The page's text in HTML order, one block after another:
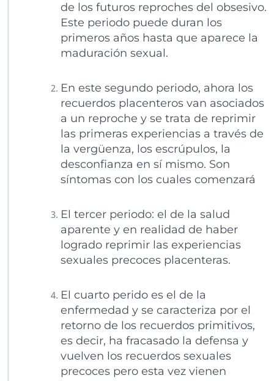
de los futuros reproches del obsesivo.
Este periodo puede duran los
primeros años hasta que aparece la
maduración sexual.
En este segundo periodo, ahora los
recuerdos placenteros van asociados
a un reproche y se trata de reprimir
las primeras experiencias a través de
la vergüenza, los escrúpulos, la
desconfianza en sí mismo. Son
síntomas con los cuales comenzará
El tercer periodo: el de la salud
aparente y en realidad de haber
logrado reprimir las experiencias
sexuales precoces placenteras.
El cuarto perido es el de la
enfermedad y se caracteriza por el
retorno de los recuerdos primitivos,
es decir, ha fracasado la defensa y
vuelven los recuerdos sexuales
precoces pero esta vez vienen